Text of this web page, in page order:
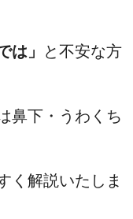
は」
と不安な方
鼻下・うわくち
く解説いたしま